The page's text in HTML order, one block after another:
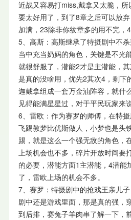
近战又容易打miss,戴拿又太脆，
要太好用了，到了8章之后可以放
加满，23除非你纹章多的用不完，
5、高斯：高斯继承了特摄剧中不
当中充当奶妈的角色，关键是不光
就很舒服了，潜能2才是主潜能，
是真的没啥用，优先2其次4，剩下
迦戴拿组成一套万金油阵容，就什
见得能满星星过，对于平民玩家来
6、雷欧：作为赛罗的师傅，在特
飞踢教梦比优斯做人，小梦也是头
踢，就是这么一个强无敌的角色，
上场机会也不多，碎片开放时间要
的必要，潜能方面1主潜能，4潜能
了，雷欧上场的机会不多。
7、赛罗：特摄剧中的抢戏王亲儿
剧中还是游戏里面，那是真的强，
到后排，赛兔子羊肉串了解一下，